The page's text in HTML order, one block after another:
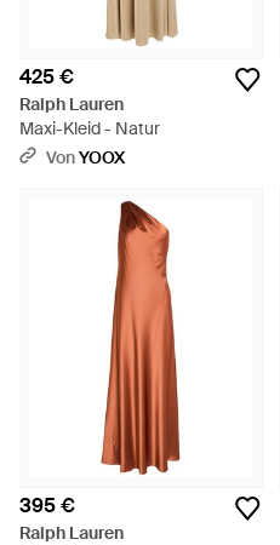
425 €
Ralph Lauren
Maxi-Kleid - Natur
VonYOOX
395 €
Ralph Lauren